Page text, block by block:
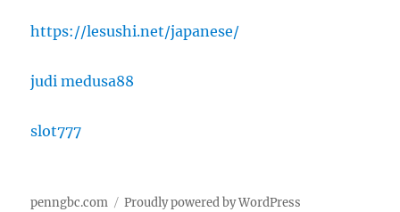
https://lesushi.net/japanese/
judi medusa88
slot777
penngbc.com Proudly powered by WordPress